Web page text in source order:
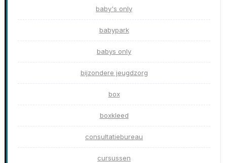
baby's only
babypark
babys only
bijzondere jeugdzorg
box
boxkleed
consultatiebureau
cursussen